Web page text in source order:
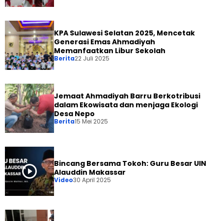
KPA Sulawesi Selatan 2025, Mencetak
Generasi Emas Ahmadiyah
Memanfaatkan Libur Sekolah
Berita22 Juli 2025
Jemaat Ahmadiyah Barru Berkotribusi
dalam Ekowisata dan menjaga Ekologi
Desa Nepo
Berita15 Mei 2025
Bincang Bersama Tokoh: Guru Besar UIN
Alauddin Makassar
Video30 April 2025